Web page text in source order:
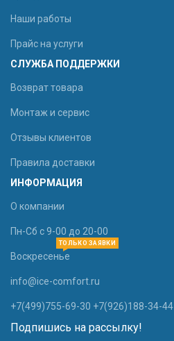
Наши работы
Прайс на услуги
СЛУЖБА ПОДДЕРЖКИ
Возврат товара
Монтаж и сервис
Отзывы клиентов
Правила доставки
ИНФОРМАЦИЯ
О компании
Пн-Сб с 9-00 до 20-00
Воскресенье
ТОЛЬКО ЗАЯВКИ
info@ice-comfort.ru
+7(499)755-69-30 +7(926)188-34-44
Подпишись на рассылку!